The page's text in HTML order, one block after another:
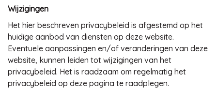
Wijzigingen
Het hier beschreven privacybeleid is afgestemd op het
huidige aanbod van diensten op deze website.
Eventuele aanpassingen en/of veranderingen van deze
website, kunnen leiden tot wijzigingen van het
privacybeleid. Het is raadzaam om regelmatig het
privacybeleid op deze pagina te raadplegen.